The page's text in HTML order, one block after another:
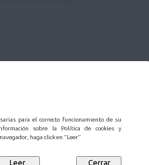
para el correcto funcionamiento de su
sobre la Política de cookies y
haga click en "Leer"